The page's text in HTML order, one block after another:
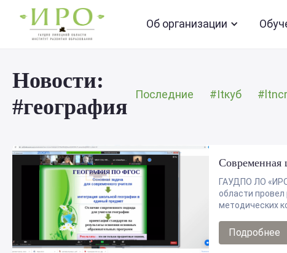
Об организации
Новости:
#география
Последние #Itкуб
Современная
ГАУДПО ЛО
области
методических
Подробнее